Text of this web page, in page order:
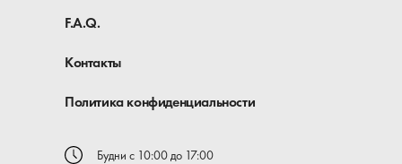
F.A.Q.
Контакты
Политика конфиденциальности
Будни с 10:00 до 17:00